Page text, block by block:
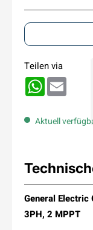
Teilen via
WhatsApp
Aktuell
General Electric
3PH, 2 MPPT